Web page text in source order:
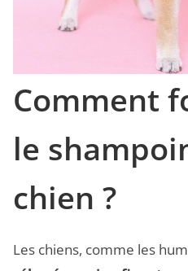
Comment
le
chien ?
Les chiens, comme les